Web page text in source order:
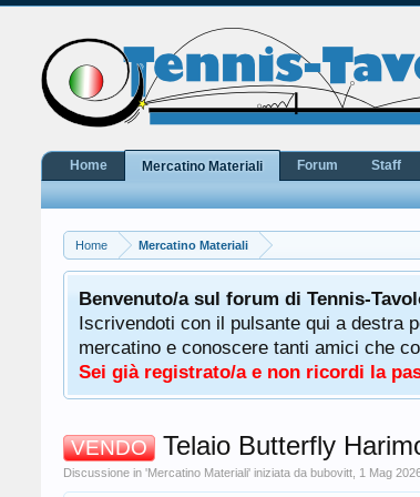
Home Mercatino Materiali
Benvenuto/a sul forum di Tennis-
Iscrivendoti con il pulsante qui a destra
mercatino e conoscere tanti amici che
Sei già registrato/a e non ricordi la
VENDO Telaio Butterfly
Discussione in 'Mercatino Materiali' iniziata da bubovitt 1 Mag
Home Mercatino Materiali Forum Staff